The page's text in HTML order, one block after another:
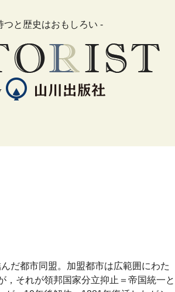
つと歴史はおもしろい -
だ都市同盟。加盟都市は広範囲にわた
，それが領邦国家分立抑止＝帝国統一と